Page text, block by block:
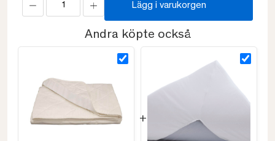
Lägg i varukorgen
Andra köpte också